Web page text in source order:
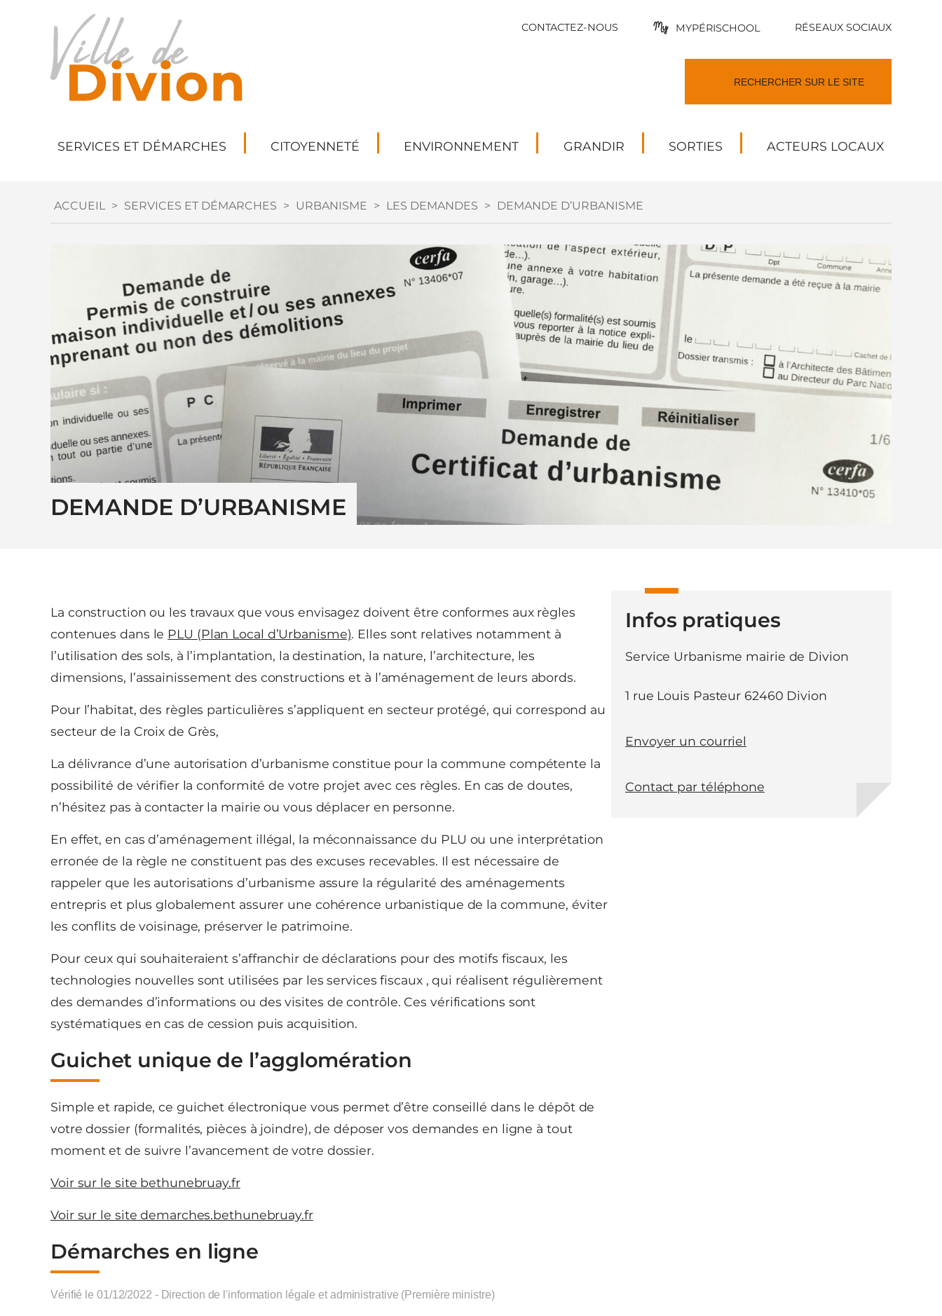
CONTACTEZ-NOUS MYPÉRISCHOOL RÉSEAUX SOCIAUX
SERVICES ET DÉMARCHES CITOYENNETÉ ENVIRONNEMENT GRANDIR SORTIES ACTEURS LOCAUX
ACCUEIL > SERVICES ET DÉMARCHES > URBANISME > LES DEMANDES > DEMANDE D’URBANISME
DEMANDE D’URBANISME
La construction ou les travaux que vous envisagez doivent être conformes aux règles
contenues dans le PLU (Plan Local d’Urbanisme). Elles sont relatives notamment à
l’utilisation des sols, à l’implantation, la destination, la nature, l’architecture, les
dimensions, l’assainissement des constructions et à l’aménagement de leurs abords.
Pour l’habitat, des règles particulières s’appliquent en secteur protégé, qui correspond au
secteur de la Croix de Grès,
La délivrance d’une autorisation d’urbanisme constitue pour la commune compétente la
possibilité de vérifier la conformité de votre projet avec ces règles. En cas de doutes,
n’hésitez pas à contacter la mairie ou vous déplacer en personne.
En effet, en cas d’aménagement illégal, la méconnaissance du PLU ou une interprétation
erronée de la règle ne constituent pas des excuses recevables. Il est nécessaire de
rappeler que les autorisations d’urbanisme assure la régularité des aménagements
entrepris et plus globalement assurer une cohérence urbanistique de la commune, éviter
les conflits de voisinage, préserver le patrimoine.
Pour ceux qui souhaiteraient s’affranchir de déclarations pour des motifs fiscaux, les
technologies nouvelles sont utilisées par les services fiscaux , qui réalisent régulièrement
des demandes d’informations ou des visites de contrôle. Ces vérifications sont
systématiques en cas de cession puis acquisition.
Guichet unique de l’agglomération
Simple et rapide, ce guichet électronique vous permet d’être conseillé dans le dépôt de
votre dossier (formalités, pièces à joindre), de déposer vos demandes en ligne à tout
moment et de suivre l’avancement de votre dossier.
Voir sur le site bethunebruay.fr
Voir sur le site demarches.bethunebruay.fr
Démarches en ligne
Vérifié le 01/12/2022 - Direction de l'information légale et administrative (Première ministre)
Infos pratiques
Service Urbanisme mairie de Divion
1 rue Louis Pasteur 62460 Divion
Envoyer un courriel
Contact par téléphone